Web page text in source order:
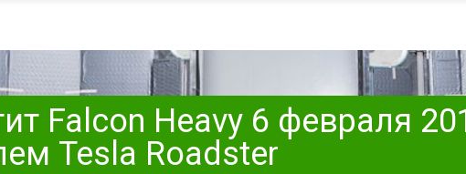
Falcon Heavy 6 февраля
Tesla Roadster